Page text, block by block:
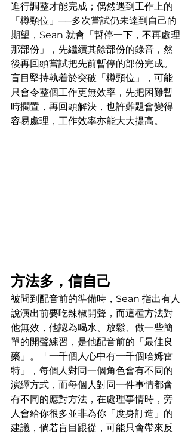
進行調整才能完成；偶然遇到工作上的
「樽頸位」──多次嘗試仍未達到自己的
期望，Sean 就會「暫停一下，不再處理
那部份」，先繼續其餘部份的錄音，然
後再回頭嘗試把先前暫停的部份完成。
盲目堅持執着於突破「樽頸位」，可能
只會令整個工作更無效率，先把困難暫
時擱置，再回頭解決，也許難題會變得
容易處理，工作效率亦能大大提高。
方法多，信自己
被問到配音前的準備時，Sean 指出有人
說演出前要吃辣椒開聲，而這種方法對
他無效，他認為喝水、放鬆、做一些簡
單的開聲練習，是他配音前的「最佳良
藥」。「一千個人心中有一千個哈姆雷
特」，每個人對同一個角色會有不同的
演繹方式，而每個人對同一件事情都會
有不同的應對方法，在處理事情時，旁
人會給你很多並非為你「度身訂造」的
建議，倘若盲目跟從，可能只會帶來反